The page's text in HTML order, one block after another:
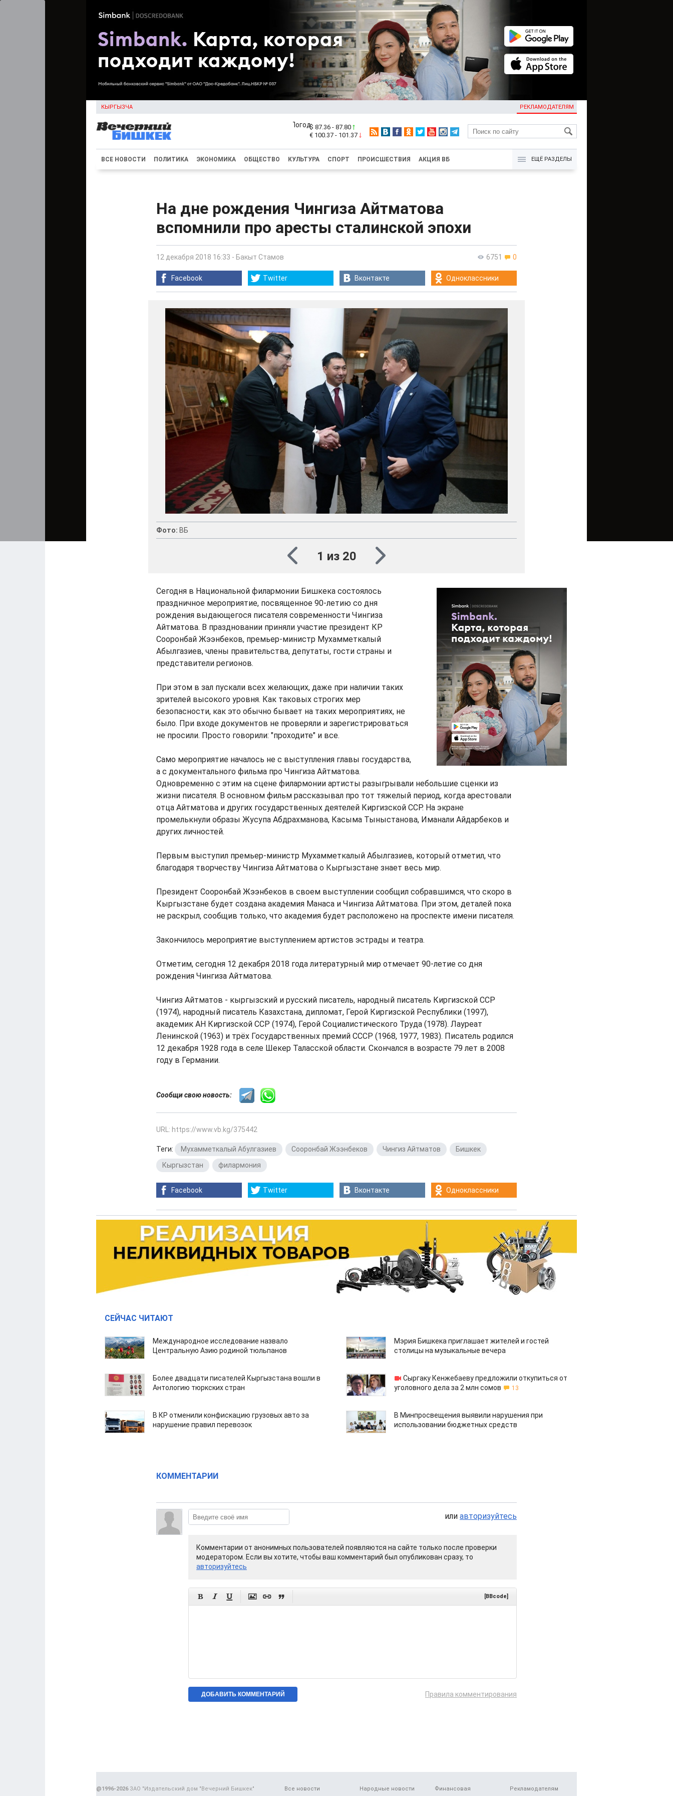
КЫРГЫЗЧА РЕКЛАМОДАТЕЛЯМ
KG
$ 87.36 - 87.80
€ 100.37 - 101.37
ВСЕ НОВОСТИ ПОЛИТИКА ЭКОНОМИКА ОБЩЕСТВО КУЛЬТУРА СПОРТ ПРОИСШЕСТВИЯ АКЦИЯ ВБ ЕЩЁ РАЗДЕЛЫ
На дне рождения Чингиза Айтматова
вспомнили про аресты сталинской эпохи
6751 0
12 декабря 2018 16:33 - Бакыт Стамов
Facebook Twitter Вконтакте Одноклассники
Фото: ВБ
1 из 20
Сегодня в Национальной филармонии Бишкека состоялось
праздничное мероприятие, посвященное 90-летию со дня
рождения выдающегося писателя современности Чингиза
Айтматова. В праздновании приняли участие президент КР
Сооронбай Жээнбеков, премьер-министр Мухамметкалый
Абылгазиев, члены правительства, депутаты, гости страны и
представители регионов.
При этом в зал пускали всех желающих, даже при наличии таких
зрителей высокого уровня. Как таковых строгих мер
безопасности, как это обычно бывает на таких мероприятиях, не
было. При входе документов не проверяли и зарегистрироваться
не просили. Просто говорили: "проходите" и все.
Само мероприятие началось не с выступления главы государства,
а с документального фильма про Чингиза Айтматова.
Одновременно с этим на сцене филармонии артисты разыгрывали небольшие сценки из
жизни писателя. В основном фильм рассказывал про тот тяжелый период, когда арестовали
отца Айтматова и других государственных деятелей Киргизской ССР. На экране
промелькнули образы Жусупа Абдрахманова, Касыма Тыныстанова, Иманали Айдарбеков и
других личностей.
Первым выступил премьер-министр Мухамметкалый Абылгазиев, который отметил, что
благодаря творчеству Чингиза Айтматова о Кыргызстане знает весь мир.
Президент Сооронбай Жээнбеков в своем выступлении сообщил собравшимся, что скоро в
Кыргызстане будет создана академия Манаса и Чингиза Айтматова. При этом, деталей пока
не раскрыл, сообщив только, что академия будет расположено на проспекте имени писателя.
Закончилось мероприятие выступлением артистов эстрады и театра.
Отметим, сегодня 12 декабря 2018 года литературный мир отмечает 90-летие со дня
рождения Чингиза Айтматова.
Чингиз Айтматов - кыргызский и русский писатель, народный писатель Киргизской ССР
(1974), народный писатель Казахстана, дипломат, Герой Киргизской Республики (1997),
академик АН Киргизской ССР (1974), Герой Социалистического Труда (1978). Лауреат
Ленинской (1963) и трёх Государственных премий СССР (1968, 1977, 1983). Писатель родился
12 декабря 1928 года в селе Шекер Таласской области. Скончался в возрасте 79 лет в 2008
году в Германии.
Сообщи свою новость:
URL: https://www.vb.kg/375442
Теги: Мухамметкалый Абулгазиев Сооронбай Жээнбеков Чингиз Айтматов Бишкек
Кыргызстан
филармония
Facebook Twitter Вконтакте Одноклассники
СЕЙЧАС ЧИТАЮТ
Международное исследование назвало
Центральную Азию родиной тюльпанов
Мэрия Бишкека приглашает жителей и гостей
столицы на музыкальные вечера
Более двадцати писателей Кыргызстана вошли в
Антологию тюркских стран
Сыргаку Кенжебаеву предложили откупиться от
уголовного дела за 2 млн сомов
13
В КР отменили конфискацию грузовых авто за
нарушение правил перевозок
В Минпросвещения выявили нарушения при
использовании бюджетных средств
КОММЕНТАРИИ
или авторизуйтесь
Комментарии от анонимных пользователей появляются на сайте только после проверки
модератором. Если вы хотите, чтобы ваш комментарий был опубликован сразу, то
авторизуйтесь
      [BBcode]
Правила комментирования
Все новости
Народные новости
Финансовая
Рекламодателям
@1996-2026ЗАО "Издательский дом "Вечерний Бишкек"